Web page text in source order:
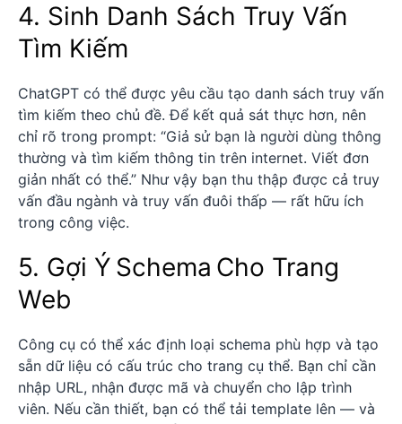
4. Sinh Danh Sách Truy Vấn
Tìm Kiếm
ChatGPT có thể được yêu cầu tạo danh sách truy vấn
tìm kiếm theo chủ đề. Để kết quả sát thực hơn, nên
chỉ rõ trong prompt: “Giả sử bạn là người dùng thông
thường và tìm kiếm thông tin trên internet. Viết đơn
giản nhất có thể.” Như vậy bạn thu thập được cả truy
vấn đầu ngành và truy vấn đuôi thấp — rất hữu ích
trong công việc.
5. Gợi Ý Schema Cho Trang
Web
Công cụ có thể xác định loại schema phù hợp và tạo
sẵn dữ liệu có cấu trúc cho trang cụ thể. Bạn chỉ cần
nhập URL, nhận được mã và chuyển cho lập trình
viên. Nếu cần thiết, bạn có thể tải template lên — và